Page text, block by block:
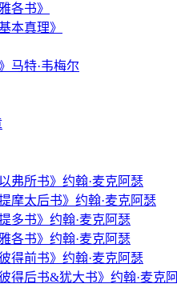
各书》
本真理》
马特·韦梅尔
弗所书》约翰·麦克阿瑟
摩太后书》约翰·麦克阿瑟
多书》约翰·麦克阿瑟
各书》约翰·麦克阿瑟
得前书》约翰·麦克阿瑟
得后书&犹大书》约翰·麦克